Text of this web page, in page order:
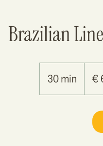
Brazilian
30 min
0
€